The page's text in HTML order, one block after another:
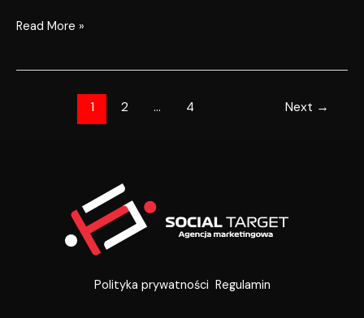
–
Read More »
1 2 … 4 Next →
Polityka prywatności Regulamin